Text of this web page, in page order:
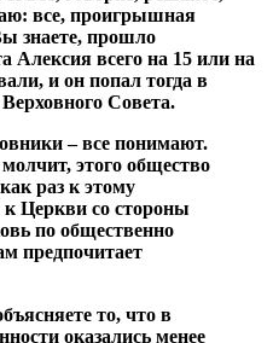
все, проигрышная
знаете, прошло
Алексия всего на 15 или на
и он попал тогда в
Совета.
– все понимают.
этого общество
раз к этому
к Церкви со стороны
по общественно
предпочитает
то, что в
оказались менее